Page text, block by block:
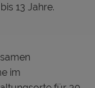
13 Jahre.
im